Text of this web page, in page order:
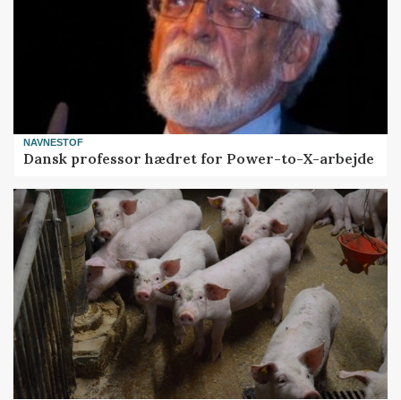
NAVNESTOF
Dansk professor hædret for Power-to-X-arbejde